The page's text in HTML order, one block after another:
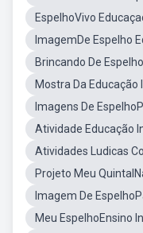
EspelhoVivo
ImagemDe Espelho
Brincando De
Mostra Da
Imagens De
Atividade Educação
Atividades Ludicas
Projeto Meu
Imagem De
Meu EspelhoEnsino